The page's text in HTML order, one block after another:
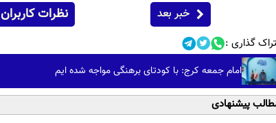
خبر بعد نظرات کاربران
گذاری :
امام جمعه کرج: با کودتای برهنگی مواجه شده ایم
پیشنهادی